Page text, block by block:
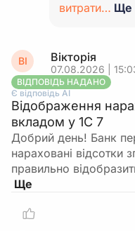
витрати… Ще
ВІ Вікторія
07.08.2026 |
ВІДПОВІДЬ НАДАНО
Є відповідь АІ
Відображення
вкладом у 1С 7
Добрий день! Банк
нараховані відсотки
правильно